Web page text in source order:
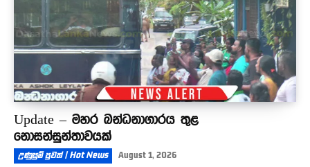
Update – මහර බන්ධනාගාරය තුළ
නොසන්සුන්තාවයක්
උණුසුම් පුවත් | Hot News August 1, 2026